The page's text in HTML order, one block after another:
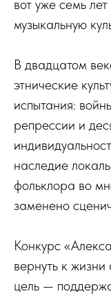
вот уже семь
музыкальную
В двадцатом
этнические
испытания:
репрессии и
наследие
фольклора во
заменено
Конкурс
вернуть к
цель —